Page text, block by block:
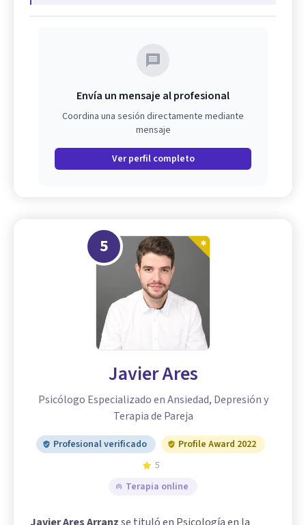
Envía un mensaje al profesional
Coordina una sesión directamente mediante
mensaje
Ver perfil completo
5
Javier Ares
Psicólogo Especializado en Ansiedad, Depresión y
Terapia de Pareja
Profesional verificado
Profile Award 2022
5
Terapia online